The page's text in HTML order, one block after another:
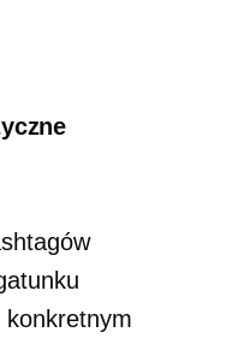
konkretnym